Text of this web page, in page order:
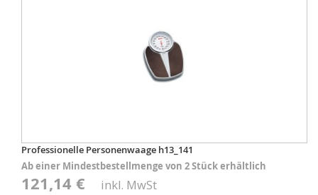
Professionelle Personenwaage h13_141
Ab einer Mindestbestellmenge von 2 Stück erhältlich
121,14 € inkl. MwSt